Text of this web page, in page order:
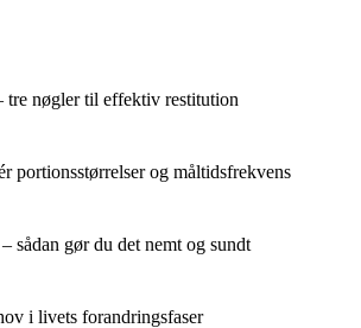
tre nøgler til effektiv restitution
portionsstørrelser og måltidsfrekvens
sådan gør du det nemt og sundt
i livets forandringsfaser